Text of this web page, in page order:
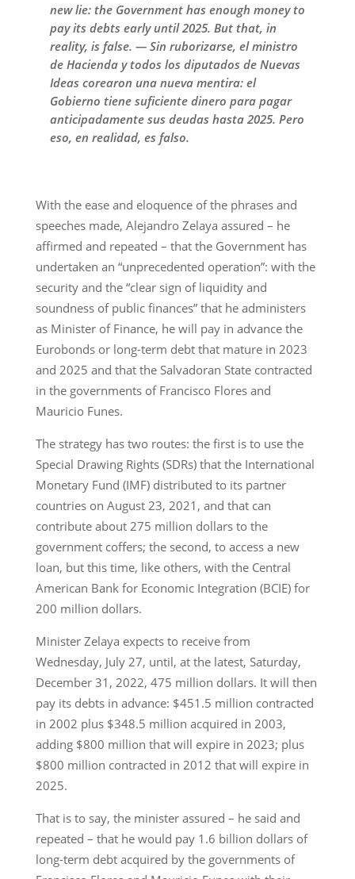
new lie: the Government has enough money to
pay its debts early until 2025. But that, in
reality, is false. — Sin ruborizarse, el ministro
de Hacienda y todos los diputados de Nuevas
Ideas corearon una nueva mentira: el
Gobierno tiene suficiente dinero para pagar
anticipadamente sus deudas hasta 2025. Pero
eso, en realidad, es falso.
With the ease and eloquence of the phrases and
speeches made, Alejandro Zelaya assured – he
affirmed and repeated – that the Government has
undertaken an “unprecedented operation”: with the
security and the “clear sign of liquidity and
soundness of public finances” that he administers
as Minister of Finance, he will pay in advance the
Eurobonds or long-term debt that mature in 2023
and 2025 and that the Salvadoran State contracted
in the governments of Francisco Flores and
Mauricio Funes.
The strategy has two routes: the first is to use the
Special Drawing Rights (SDRs) that the International
Monetary Fund (IMF) distributed to its partner
countries on August 23, 2021, and that can
contribute about 275 million dollars to the
government coffers; the second, to access a new
loan, but this time, like others, with the Central
American Bank for Economic Integration (BCIE) for
200 million dollars.
Minister Zelaya expects to receive from
Wednesday, July 27, until, at the latest, Saturday,
December 31, 2022, 475 million dollars. It will then
pay its debts in advance: $451.5 million contracted
in 2002 plus $348.5 million acquired in 2003,
adding $800 million that will expire in 2023; plus
$800 million contracted in 2012 that will expire in
2025.
That is to say, the minister assured – he said and
repeated – that he would pay 1.6 billion dollars of
long-term debt acquired by the governments of